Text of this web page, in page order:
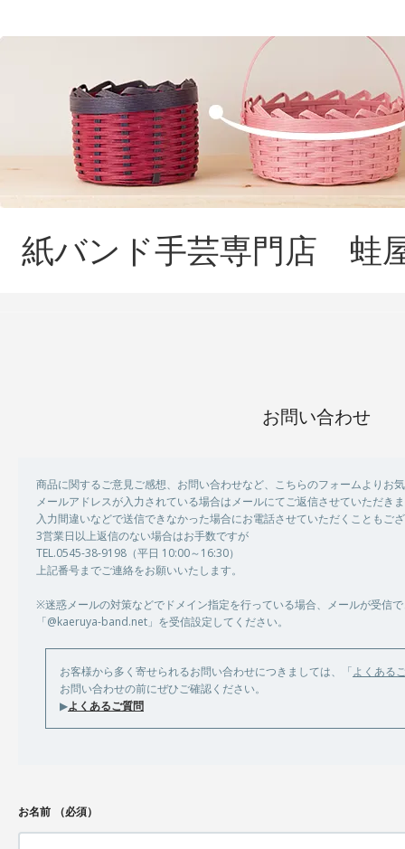
紙バンド手芸専門店 蛙
お問い合わせ
商品に関するご意見ご感想、お問い合わせなど、こちらのフォームよりお
メールアドレスが入力されている場合はメールにてご返信させていただき
入力間違いなどで送信できなかった場合にお電話させていただくこともご
3営業日以上返信のない場合はお手数ですが
TEL.0545-38-9198（平日 10:00～16:30）
上記番号までご連絡をお願いいたします。
※迷惑メールの対策などでドメイン指定を行っている場合、メールが受信
「@kaeruya-band.net」を受信設定してください。
お客様から多く寄せられるお問い合わせにつきましては、「よくある
お問い合わせの前にぜひご確認ください。
▶よくあるご質問
お名前 （必須）